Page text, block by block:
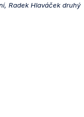
Radek Hlaváček druhý